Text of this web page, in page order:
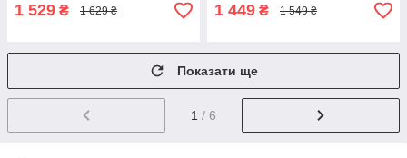
1 529 ₴ 1 629 ₴ 1 449 ₴ 1 549 ₴
Показати ще
1 / 6